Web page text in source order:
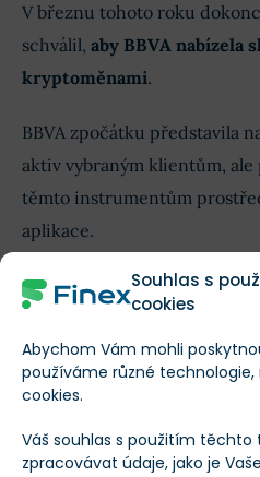
Souhlas s
cookies
Abychom Vám mohli
používáme různé
cookies.
Váš souhlas s použitím
zpracovávat údaje, jako je
V březnu tohoto roku
schválil, aby BBVA nabízela
kryptoměnami.
BBVA zpočátku představila
aktiv vybraným klientům,
těmto instrumentům
aplikace.
Pozitivní vliv MiCA
Expanze banky do
implementováním